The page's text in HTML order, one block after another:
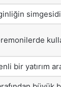
bir yatırım